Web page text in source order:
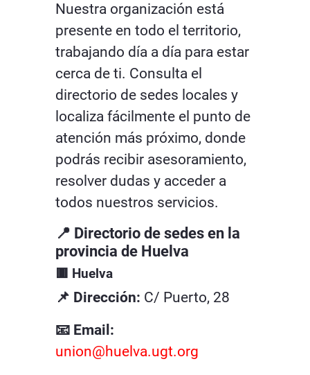
Nuestra organización está
presente en todo el territorio,
trabajando día a día para estar
cerca de ti. Consulta el
directorio de sedes locales y
localiza fácilmente el punto de
atención más próximo, donde
podrás recibir asesoramiento,
resolver dudas y acceder a
todos nuestros servicios.
📍 Directorio de sedes en la
provincia de Huelva
🟥 Huelva
📌 Dirección: C/ Puerto, 28
📧 Email:
union@huelva.ugt.org